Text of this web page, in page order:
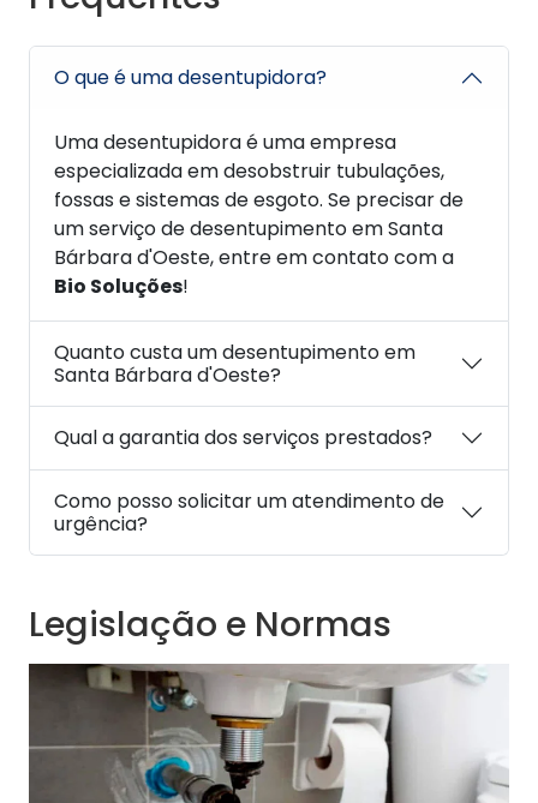
O que é uma desentupidora?
Uma desentupidora é uma empresa
especializada em desobstruir tubulações,
fossas e sistemas de esgoto. Se precisar de
um serviço de desentupimento em Santa
Bárbara d'Oeste, entre em contato com a
Bio Soluções!
Quanto custa um desentupimento em
Santa Bárbara d'Oeste?
Qual a garantia dos serviços prestados?
Como posso solicitar um atendimento de
urgência?
Legislação e Normas